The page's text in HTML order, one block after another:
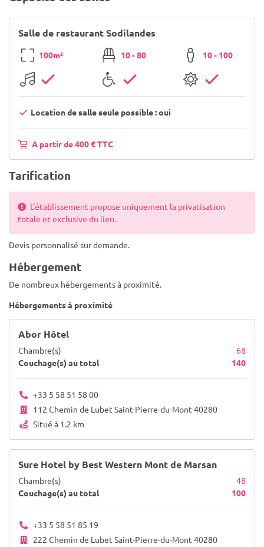
Salle de restaurant Sodilandes
100m² 10 - 80 10 - 100
Location de salle seule possible : oui
A partir de 400 € TTC
Tarification
L'établissement propose uniquement la privatisation
totale et exclusive du lieu.
Devis personnalisé sur demande.
Hébergement
De nombreux hébergements à proximité.
Hébergements à proximité
Abor Hôtel
Chambre(s)
68
Couchage(s) au total
140
+33 5 58 51 58 00
112 Chemin de Lubet Saint-Pierre-du-Mont 40280
Situé à 1.2 km
Sure Hotel by Best Western Mont de Marsan
Chambre(s)
48
Couchage(s) au total
100
+33 5 58 51 85 19
222 Chemin de Lubet Saint-Pierre-du-Mont 40280